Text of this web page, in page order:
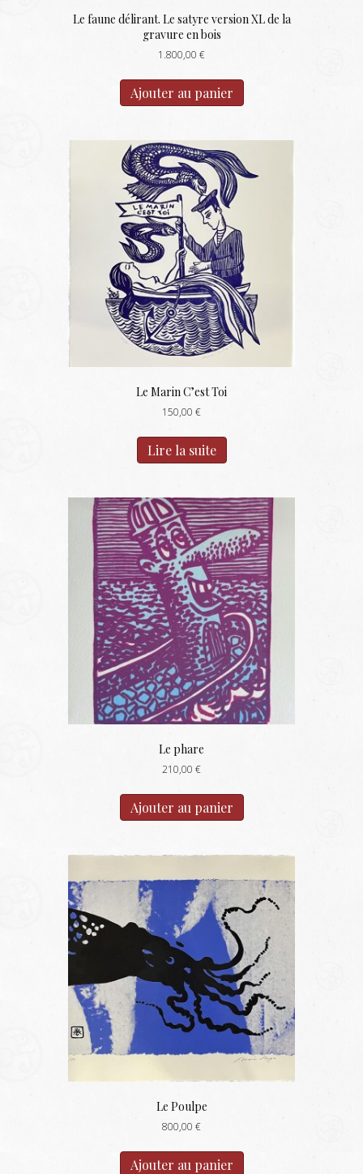
Le faune délirant. Le satyre version XL de la
gravure en bois
1.800,00 €
Ajouter au panier
Le Marin C’est Toi
150,00 €
Lire la suite
Le phare
210,00 €
Ajouter au panier
Le Poulpe
800,00 €
Ajouter au panier